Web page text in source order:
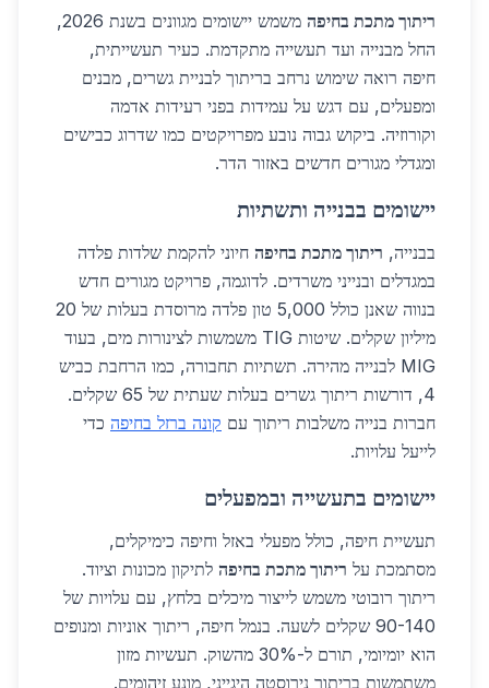
ריתוך מתכת בחיפה
משמש יישומים מגוונים בשנת 2026,
החל מבנייה ועד תעשייה מתקדמת. כעיר תעשייתית,
חיפה רואה שימוש נרחב בריתוך לבניית גשרים, מבנים
ומפעלים, עם דגש על עמידות בפני רעידות אדמה
וקורוזיה. ביקוש גבוה נובע מפרויקטים כמו שדרוג כבישים
ומגדלי מגורים חדשים באזור הדר.
יישומים בבנייה ותשתיות
בבנייה, ריתוך מתכת בחיפה חיוני להקמת שלדות פלדה
במגדלים ובנייני משרדים. לדוגמה, פרויקט מגורים חדש
בנווה שאנן כולל 5,000 טון פלדה מרוסדת בעלות של 20
מיליון שקלים. שיטות TIG משמשות לצינורות מים, בעוד
MIG לבנייה מהירה. תשתיות תחבורה, כמו הרחבת כביש
4, דורשות ריתוך גשרים בעלות שעתית של 65 שקלים.
חברות בנייה משלבות ריתוך עם קונה ברזל בחיפה כדי
לייעל עלויות.
יישומים בתעשייה ובמפעלים
תעשיית חיפה, כולל מפעלי באזל וחיפה כימיקלים,
מסתמכת על ריתוך מתכת בחיפה לתיקון מכונות וציוד.
ריתוך רובוטי משמש לייצור מיכלים בלחץ, עם עלויות של
90-140 שקלים לשעה. בנמל חיפה, ריתוך אוניות ומנופים
הוא יומיומי, תורם ל-30% מהשוק. תעשיות מזון
משתמשות בריתוך נירוסטה היגייני, מונע זיהומים.